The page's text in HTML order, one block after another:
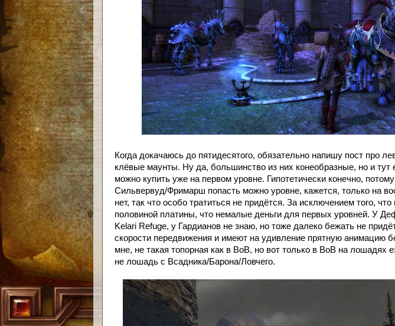
Когда докачаюсь до пятидесятого, обязательно напишу пост про
клёвые маунты. Ну да, большинство из них конеобразные, но и тут
можно купить уже на первом уровне. Гипотетически конечно,
Сильвервуд/Фримарш попасть можно уровне, кажется, только на
нет, так что особо тратиться не придётся. За исключением того,
половиной платины, что немалые деньги для первых уровней. У
Kelari Refuge, у Гардианов не знаю, но тоже далеко бежать не
скорости передвижения и имеют на удивление прятную анимацию
мне, не такая топорная как в ВоВ, но вот только в ВоВ на лошадях
не лошадь с Всадника/Барона/Ловчего.